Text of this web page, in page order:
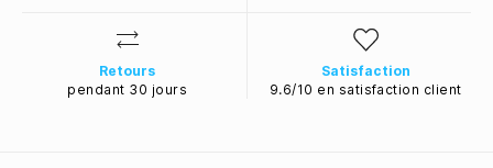
Retours
pendant 30 jours
Satisfaction
9.6/10 en satisfaction client